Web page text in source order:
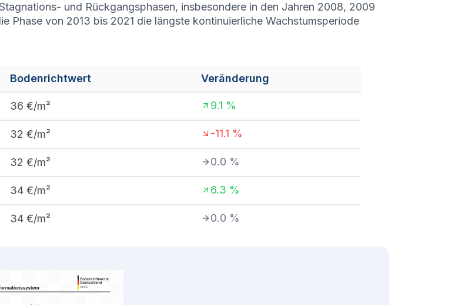
und Rückgangsphasen, insbesondere in den Jahren 2008, 2009
Phase von 2013 bis 2021 die längste kontinuierliche Wachstumsperiode
Bodenrichtwert Veränderung
36 €/m² 9.1 %
32 €/m² -11.1 %
32 €/m² 0.0 %
34 €/m² 6.3 %
34 €/m² 0.0 %